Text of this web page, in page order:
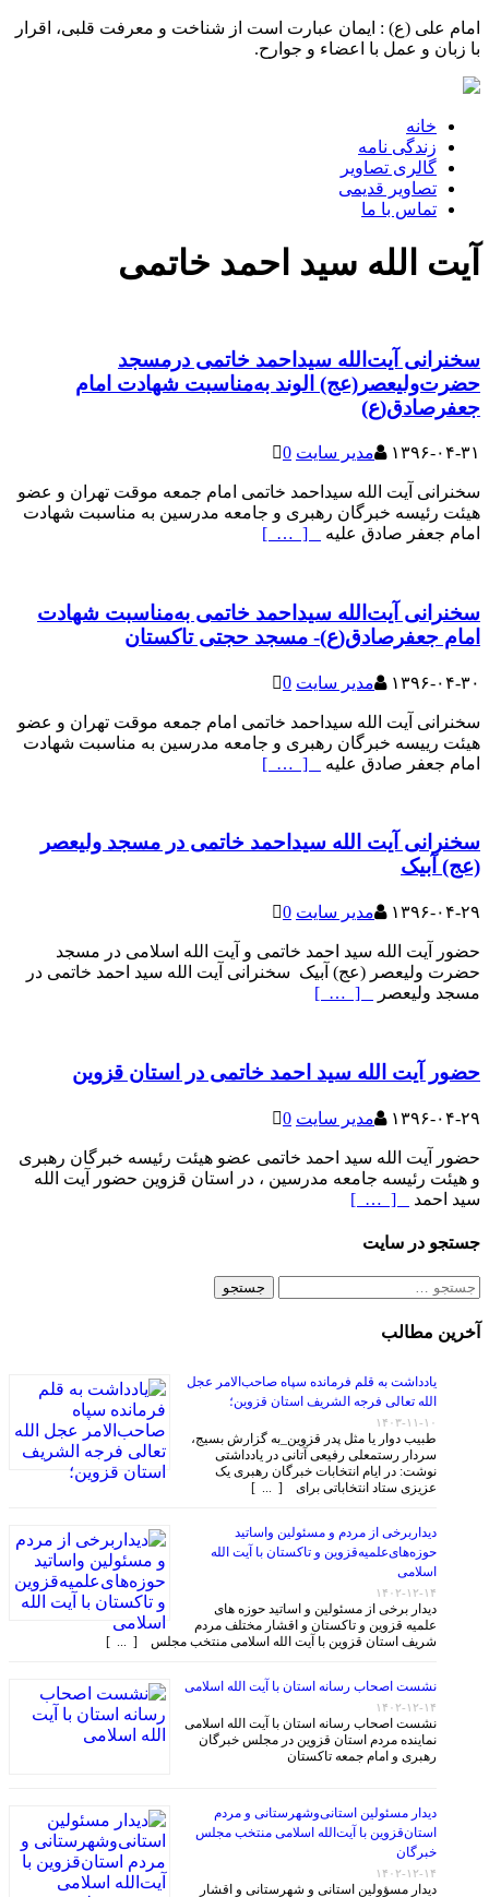
امام علی (ع) : ایمان عبارت است از شناخت و معرفت قلبی، اقرار
با زبان و عمل با اعضاء و جوارح.
خانه
زندگی نامه
گالری تصاویر
تصاویر قدیمی
تماس با ما
آیت الله سید احمد خاتمی
سخنرانی آیت‌الله سیداحمد خاتمی درمسجد
حضرت‌ولیعصر(عج) الوند به‌مناسبت شهادت امام
جعفرصادق(ع)
۱۳۹۶-۰۴-۳۱ مدیر سایت 0
سخنرانی آیت الله سیداحمد خاتمی امام جمعه موقت تهران و عضو
هیئت رئیسه خبرگان رهبری و جامعه مدرسین به مناسبت شهادت
امام جعفر صادق علیه
[ … ]
سخنرانی آیت‌الله سیداحمد خاتمی به‌مناسبت شهادت
امام جعفرصادق(ع)- مسجد حجتی تاکستان
۱۳۹۶-۰۴-۳۰ مدیر سایت 0
سخنرانی آیت الله سیداحمد خاتمی امام جمعه موقت تهران و عضو
هیئت رییسه خبرگان رهبری و جامعه مدرسین به مناسبت شهادت
امام جعفر صادق علیه
[ … ]
سخنرانی آیت الله سیداحمد خاتمی در مسجد ولیعصر
(عج) آبیک
۱۳۹۶-۰۴-۲۹ مدیر سایت 0
حضور آیت الله سید احمد خاتمی و آیت الله اسلامی در مسجد
حضرت ولیعصر (عج) آبیک سخنرانی آیت الله سید احمد خاتمی در
مسجد ولیعصر
[ … ]
حضور آیت الله سید احمد خاتمی در استان قزوین
۱۳۹۶-۰۴-۲۹ مدیر سایت 0
حضور آیت الله سید احمد خاتمی عضو هیئت رئیسه خبرگان رهبری
و هیئت رئیسه جامعه مدرسین ، در استان قزوین حضور آیت الله
سید احمد
[ … ]
جستجو در سایت
جستجو
آخرین مطالب
یادداشت به قلم فرمانده سپاه صاحب‌الامر عجل
الله تعالی فرجه الشریف استان قزوین؛
۱۴۰۳-۱۱-۱۰
طبیب دوار یا مثل پدر قزوین_به گزارش بسیج،
سردار رستمعلی رفیعی آتانی در یادداشتی
نوشت: در ایام انتخابات خبرگان رهبری یک
عزیزی ستاد انتخاباتی برای [ ... ]
دیداربرخی از مردم و مسئولین واساتید
حوزه‌های‌علمیه‌قزوین و تاکستان با آیت الله
اسلامی
۱۴۰۲-۱۲-۱۴
دیدار برخی از مسئولین و اساتید حوزه های
علمیه قزوین و تاکستان و اقشار مختلف مردم
شریف استان قزوین با آیت الله اسلامی منتخب مجلس [ ... ]
نشست اصحاب رسانه استان با آیت الله اسلامی
۱۴۰۲-۱۲-۱۴
نشست اصحاب رسانه استان با آیت الله اسلامی
نماینده مردم استان قزوین در مجلس خبرگان
رهبری و امام جمعه تاکستان
دیدار مسئولین استانی‌وشهرستانی و مردم‌
استان‌قزوین با آیت‌الله‌ اسلامی منتخب مجلس‌
خبرگان
۱۴۰۲-۱۲-۱۴
دیدار مسؤولین استانی و شهرستانی و اقشار